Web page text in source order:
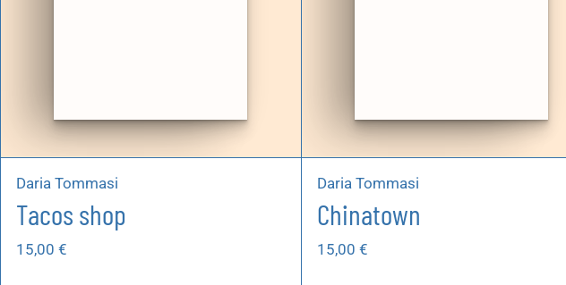
Daria Tommasi
Tacos shop
15,00 €
Daria Tommasi
Chinatown
15,00 €